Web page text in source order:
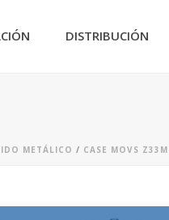
DISTRIBUCIÓN
METÁLICO / CASE MOVS Z33M